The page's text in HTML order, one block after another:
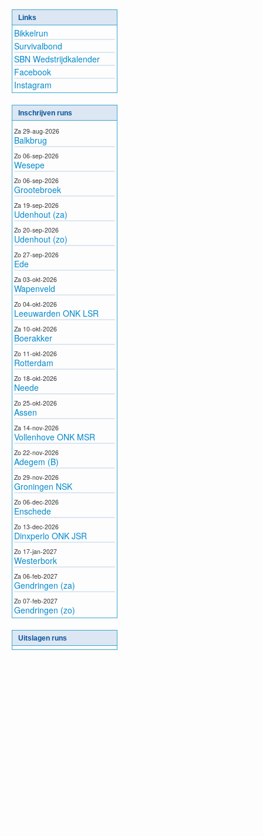
Links
Bikkelrun
Survivalbond
SBN Wedstrijdkalender
Facebook
Instagram
Inschrijven runs
Za 29-aug-2026
Balkbrug
Zo 06-sep-2026
Wesepe
Zo 06-sep-2026
Grootebroek
Za 19-sep-2026
Udenhout (za)
Zo 20-sep-2026
Udenhout (zo)
Zo 27-sep-2026
Ede
Za 03-okt-2026
Wapenveld
Zo 04-okt-2026
Leeuwarden ONK LSR
Za 10-okt-2026
Boerakker
Zo 11-okt-2026
Rotterdam
Zo 18-okt-2026
Neede
Zo 25-okt-2026
Assen
Za 14-nov-2026
Vollenhove ONK MSR
Zo 22-nov-2026
Adegem (B)
Zo 29-nov-2026
Groningen NSK
Zo 06-dec-2026
Enschede
Zo 13-dec-2026
Dinxperlo ONK JSR
Zo 17-jan-2027
Westerbork
Za 06-feb-2027
Gendringen (za)
Zo 07-feb-2027
Gendringen (zo)
Uitslagen runs